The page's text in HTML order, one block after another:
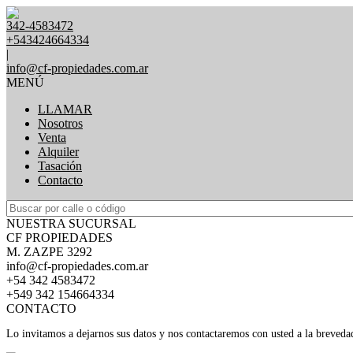
342-4583472
+543424664334
|
info@cf-propiedades.com.ar
MENÚ
LLAMAR
Nosotros
Venta
Alquiler
Tasación
Contacto
NUESTRA SUCURSAL
CF PROPIEDADES
M. ZAZPE 3292
info@cf-propiedades.com.ar
+54 342 4583472
+549 342 154664334
CONTACTO
Lo invitamos a dejarnos sus datos y nos contactaremos con usted a la